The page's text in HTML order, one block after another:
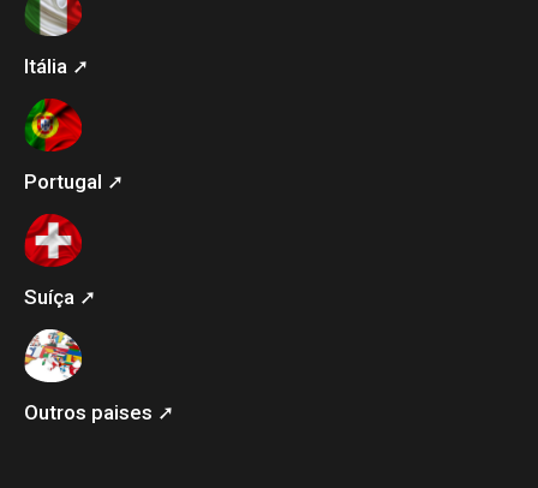
Itália ➚
Portugal ➚
Suíça ➚
Outros paises ➚